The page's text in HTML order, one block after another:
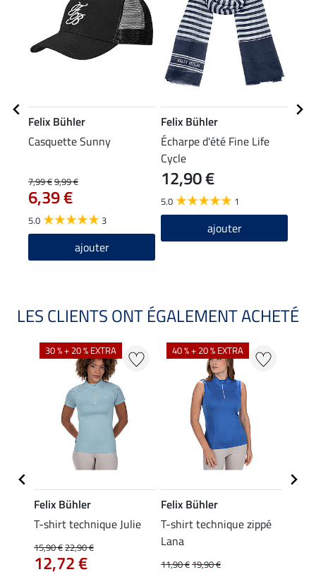
Felix Bühler
Casquette Sunny
7,99 €9,99 €
6,39 €
5.0 3
ajouter
Felix Bühler
Écharpe d'été Fine Life
Cycle
12,90 €
5.0 1
ajouter
LES CLIENTS ONT ÉGALEMENT ACHETÉ
30 % + 20 % EXTRA
Felix Bühler
T-shirt technique Julie
15,90 €22,90 €
12,72 €
40 % + 20 % EXTRA
Felix Bühler
T-shirt technique zippé
Lana
11,90 €19,90 €